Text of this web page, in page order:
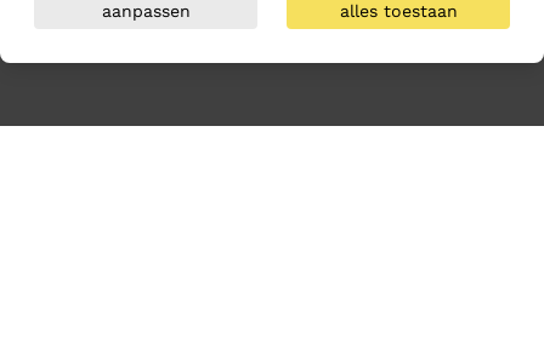
aanpassen alles toestaan